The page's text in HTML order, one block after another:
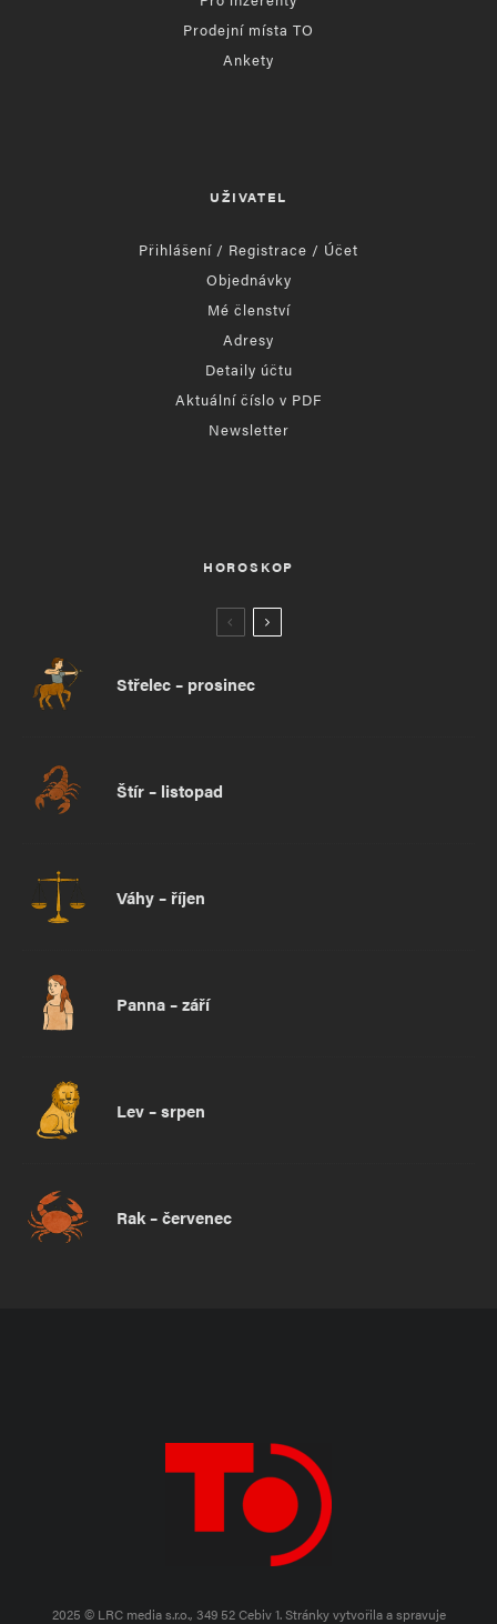
Prodejní místa TO
Ankety
UŽIVATEL
Přihlášení / Registrace / Účet
Objednávky
Mé členství
Adresy
Detaily účtu
Aktuální číslo v PDF
Newsletter
HOROSKOP
Střelec – prosinec
Štír – listopad
Váhy – říjen
Panna – září
Lev – srpen
Rak – červenec
2025 © LRC media s.r.o., 349 52 Cebiv 1.Stránky vytvořila a spravuje